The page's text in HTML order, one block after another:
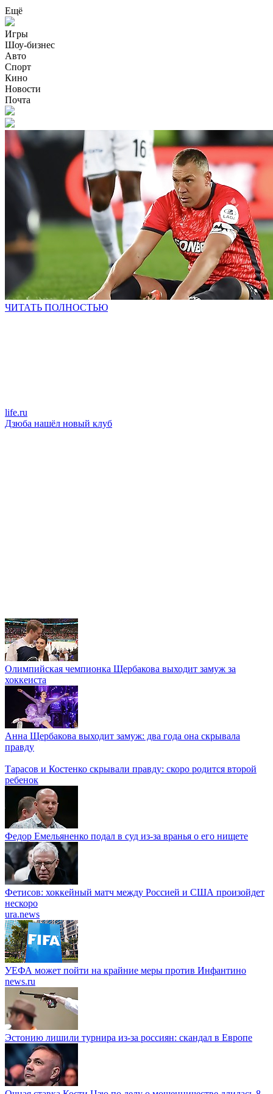
Ещё
Игры
Шоу-бизнес
Авто
Спорт
Кино
Новости
Почта
ЧИТАТЬ ПОЛНОСТЬЮ
life.ru
Дзюба нашёл новый клуб
Олимпийская чемпионка Щербакова выходит замуж за
хоккеиста
Анна Щербакова выходит замуж: два года она скрывала
правду
Тарасов и Костенко скрывали правду: скоро родится второй
ребенок
Федор Емельяненко подал в суд из-за вранья о его нищете
Фетисов: хоккейный матч между Россией и США произойдет
нескоро
ura.news
УЕФА может пойти на крайние меры против Инфантино
news.ru
Эстонию лишили турнира из-за россиян: скандал в Европе